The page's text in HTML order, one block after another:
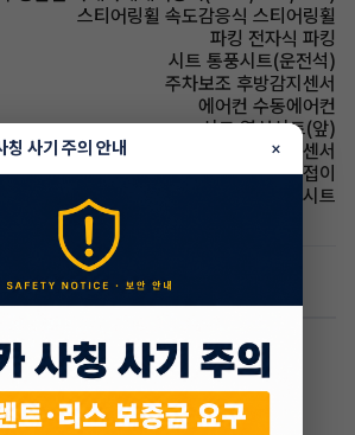
스티어링휠 속도감응식 스티어링휠
파킹 전자식 파킹
시트 통풍시트(운전석)
주차보조 후방감지센서
에어컨 수동에어컨
시트 열선시트(앞)
주차보조 전방감지센서
사이드미러 전동접이
시트 인조가죽시트
드시 확인하시기 바랍니다.
아 카니발
년·1.6 HEV 9인승 시그니처 그래비티
사기 주의 안내 ×